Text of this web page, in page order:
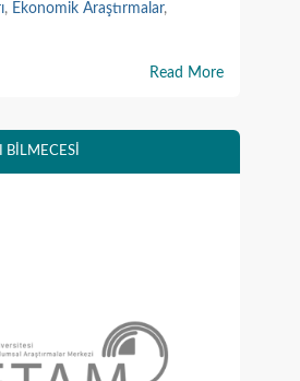
, Ekonomik Araştırmalar,
Read More
BİLMECESİ